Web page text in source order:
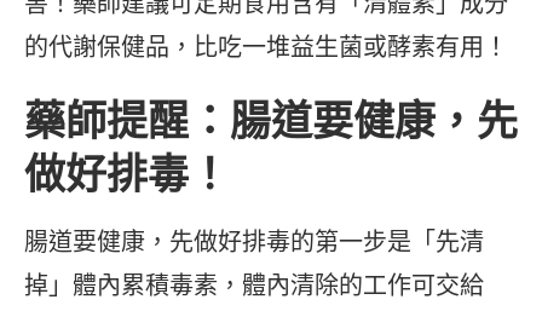
的代謝保健品，比吃一堆益生菌或酵素有用！
藥師提醒：腸道要健康，先
做好排毒！
腸道要健康，先做好排毒的第一步是「先清
掉」體內累積毒素，體內清除的工作可交給